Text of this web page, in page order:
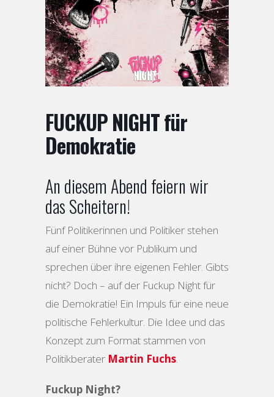
FUCKUP NIGHT für
Demokratie
An diesem Abend feiern wir
das Scheitern!
Fünf Politikerinnen und Politiker stehen
auf einer Bühne vor Publikum und
sprechen über ihre eigenen Fehler. Gibts
nicht? Doch – auf der Fuckup Night für
die Demokratie! Ein Impuls für eine neue
politische Fehlerkultur. Die Idee und das
Konzept zum Format stammen von
Politikberater Martin Fuchs.
Fuckup Night?